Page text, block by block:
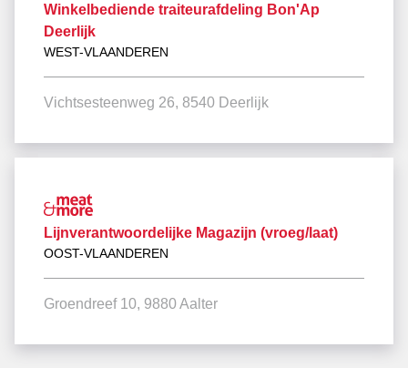
Winkelbediende traiteurafdeling Bon'Ap
Deerlijk
WEST-VLAANDEREN
Vichtsesteenweg 26, 8540 Deerlijk
Lijnverantwoordelijke Magazijn (vroeg/laat)
OOST-VLAANDEREN
Groendreef 10, 9880 Aalter